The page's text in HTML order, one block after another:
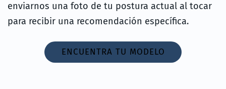
enviarnos una foto de tu postura actual al tocar
para recibir una recomendación específica.
ENCUENTRA TU MODELO